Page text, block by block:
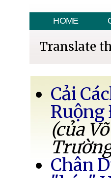
HOME
Translate
Cải
Ruộng
(của Võ
Chân